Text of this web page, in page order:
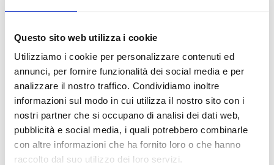
Questo sito web utilizza i cookie
Utilizziamo i cookie per personalizzare contenuti ed
annunci, per fornire funzionalità dei social media e per
analizzare il nostro traffico. Condividiamo inoltre
informazioni sul modo in cui utilizza il nostro sito con i
nostri partner che si occupano di analisi dei dati web,
pubblicità e social media, i quali potrebbero combinarle
con altre informazioni che ha fornito loro o che hanno
raccolto dal suo utilizzo dei loro servizi.
“Federico II”)
Giuseppe Maccauro (Università Giustino Fortunato)
Patrycja Polanowska (Università di Varsavia)
Link per partecipare da remoto: Fratture (Napoli, 22/5/2025)
PROGRAMMA